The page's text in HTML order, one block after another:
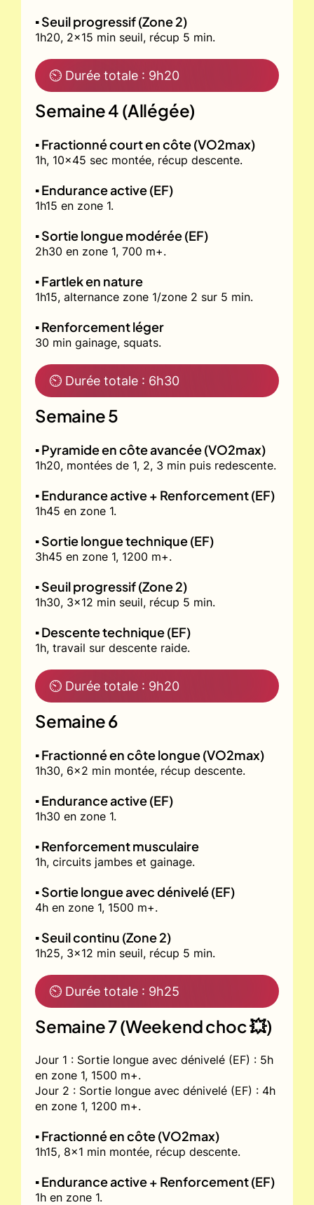
▪️ Seuil progressif (Zone 2)
1h20, 2x15 min seuil, récup 5 min.
⏲ Durée totale : 9h20
Semaine 4 (Allégée)
▪️ Fractionné court en côte (VO2max)
1h, 10x45 sec montée, récup descente.
▪️ Endurance active (EF)
1h15 en zone 1.
▪️ Sortie longue modérée (EF)
2h30 en zone 1, 700 m+.
▪️ Fartlek en nature
1h15, alternance zone 1/zone 2 sur 5 min.
▪️ Renforcement léger
30 min gainage, squats.
⏲ Durée totale : 6h30
Semaine 5
▪️ Pyramide en côte avancée (VO2max)
1h20, montées de 1, 2, 3 min puis redescente.
▪️ Endurance active + Renforcement (EF)
1h45 en zone 1.
▪️ Sortie longue technique (EF)
3h45 en zone 1, 1200 m+.
▪️ Seuil progressif (Zone 2)
1h30, 3x12 min seuil, récup 5 min.
▪️ Descente technique (EF)
1h, travail sur descente raide.
⏲ Durée totale : 9h20
Semaine 6
▪️ Fractionné en côte longue (VO2max)
1h30, 6x2 min montée, récup descente.
▪️ Endurance active (EF)
1h30 en zone 1.
▪️ Renforcement musculaire
1h, circuits jambes et gainage.
▪️ Sortie longue avec dénivelé (EF)
4h en zone 1, 1500 m+.
▪️ Seuil continu (Zone 2)
1h25, 3x12 min seuil, récup 5 min.
⏲ Durée totale : 9h25
Semaine 7 (Weekend choc 💥)
Jour 1 : Sortie longue avec dénivelé (EF) : 5h
en zone 1, 1500 m+.
Jour 2 : Sortie longue avec dénivelé (EF) : 4h
en zone 1, 1200 m+.
▪️ Fractionné en côte (VO2max)
1h15, 8x1 min montée, récup descente.
▪️ Endurance active + Renforcement (EF)
1h en zone 1.